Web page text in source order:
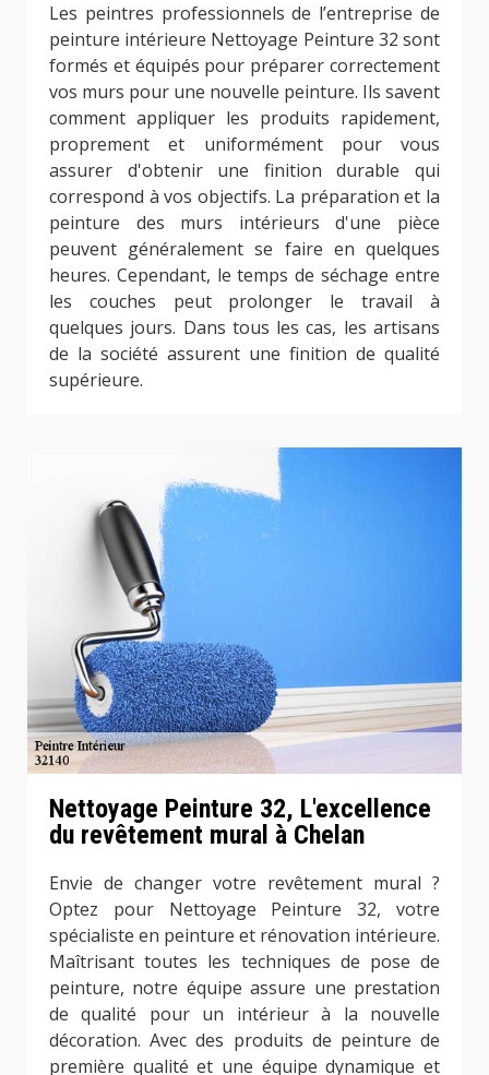
Les peintres professionnels de l’entreprise de
peinture intérieure Nettoyage Peinture 32 sont
formés et équipés pour préparer correctement
vos murs pour une nouvelle peinture. Ils savent
comment appliquer les produits rapidement,
proprement et uniformément pour vous
assurer d'obtenir une finition durable qui
correspond à vos objectifs. La préparation et la
peinture des murs intérieurs d'une pièce
peuvent généralement se faire en quelques
heures. Cependant, le temps de séchage entre
les couches peut prolonger le travail à
quelques jours. Dans tous les cas, les artisans
de la société assurent une finition de qualité
supérieure.
Nettoyage Peinture 32, L'excellence
du revêtement mural à Chelan
Envie de changer votre revêtement mural ?
Optez pour Nettoyage Peinture 32, votre
spécialiste en peinture et rénovation intérieure.
Maîtrisant toutes les techniques de pose de
peinture, notre équipe assure une prestation
de qualité pour un intérieur à la nouvelle
décoration. Avec des produits de peinture de
première qualité et une équipe dynamique et